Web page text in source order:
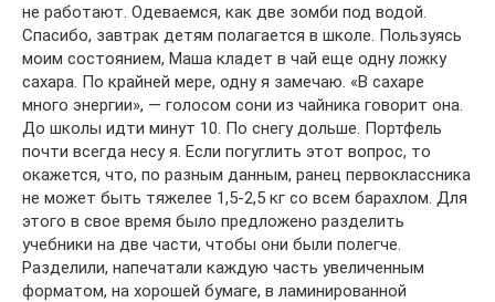
не работают. Одеваемся, как две зомби под водой.
Спасибо, завтрак детям полагается в школе. Пользуясь
моим состоянием, Маша кладет в чай еще одну ложку
сахара. По крайней мере, одну я замечаю. «В сахаре
много энергии», — голосом сони из чайника говорит она.
До школы идти минут 10. По снегу дольше. Портфель
почти всегда несу я. Если погуглить этот вопрос, то
окажется, что, по разным данным, ранец первоклассника
не может быть тяжелее 1,5-2,5 кг со всем барахлом. Для
этого в свое время было предложено разделить
учебники на две части, чтобы они были полегче.
Разделили, напечатали каждую часть увеличенным
форматом, на хорошей бумаге, в ламинированной